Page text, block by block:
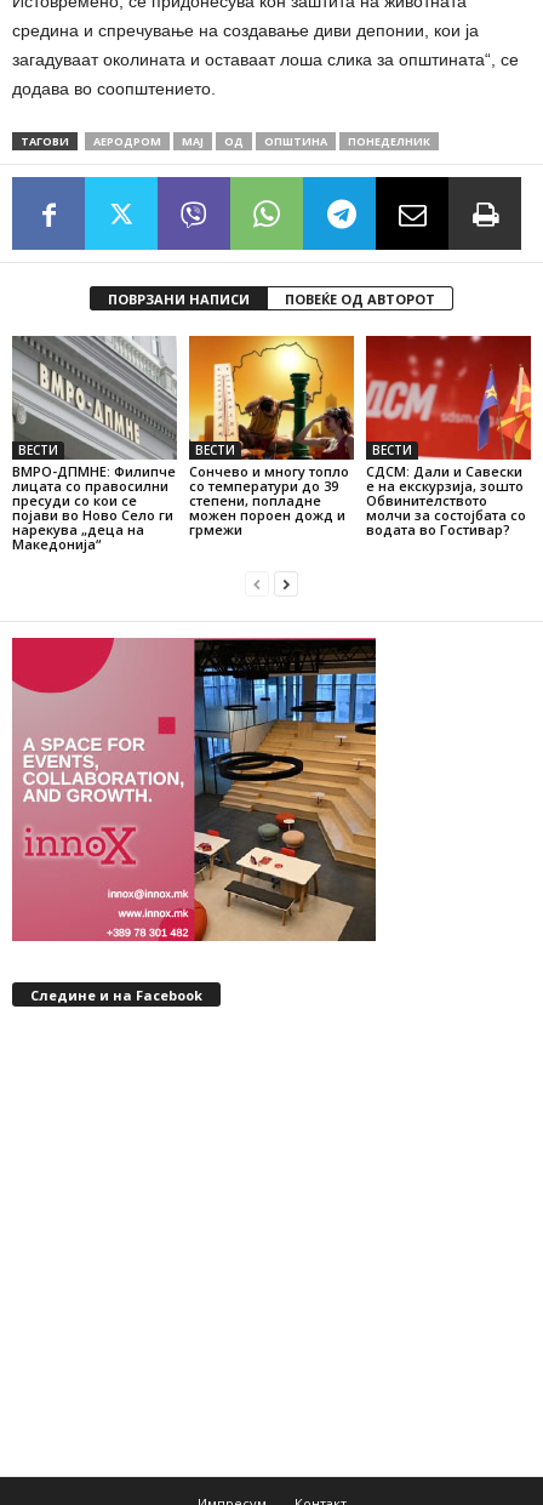
средина и спречување на создавање диви депонии, кои ја
загадуваат околината и оставаат лоша слика за општината“, се
додава во соопштението.
ТАГОВИ АЕРОДРОМ МАЈ ОД ОПШТИНА ПОНЕДЕЛНИК
ПОВРЗАНИ НАПИСИ ПОВЕЌЕ ОД АВТОРОТ
ВЕСТИ
ВМРО-ДПМНЕ: Филипче
лицата со правосилни
пресуди со кои се
појави во Ново Село ги
нарекува „деца на
Македонија“
ВЕСТИ
Сончево и многу топло
со температури до 39
степени, попладне
можен пороен дожд и
грмежи
ВЕСТИ
СДСМ: Дали и Савески
е на екскурзија, зошто
Обвинителството
молчи за состојбата со
водата во Гостивар?
Следине и на Facebook